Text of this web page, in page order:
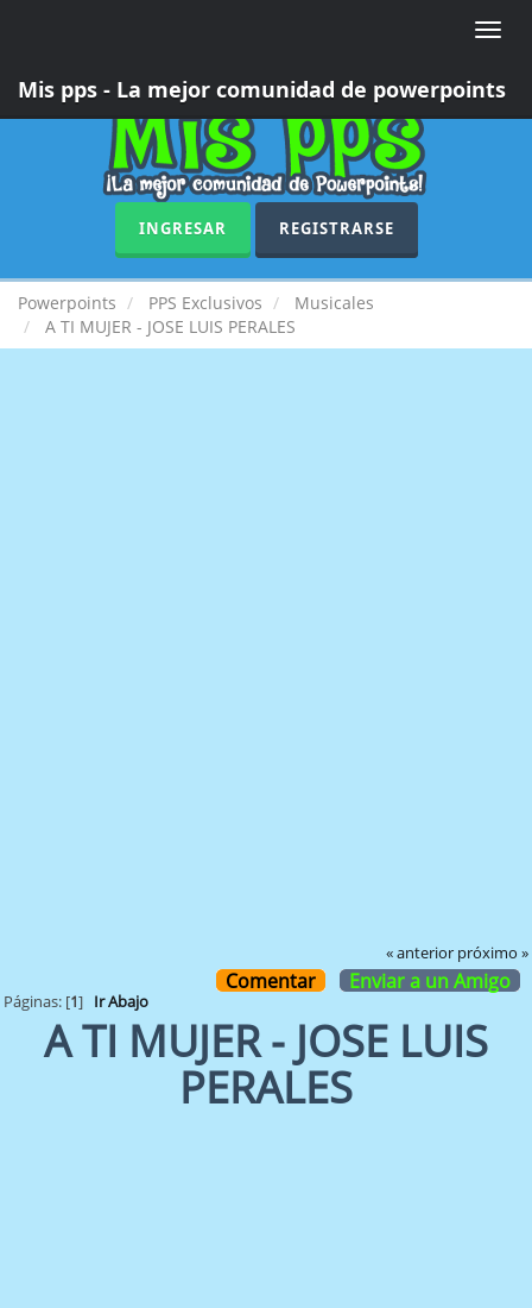
Toggle
Mis pps - La mejor comunidad de powerpoints
INGRESAR REGISTRARSE
Powerpoints PPS Exclusivos
Musicales
A TI MUJER - JOSE LUIS PERALES
« anterior próximo »
Comentar Enviar a un Amigo
Páginas: [1] Ir Abajo
A TI MUJER - JOSE LUIS
PERALES